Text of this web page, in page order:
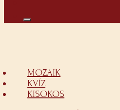
MOZAIK
KVÍZ
KISOKOS